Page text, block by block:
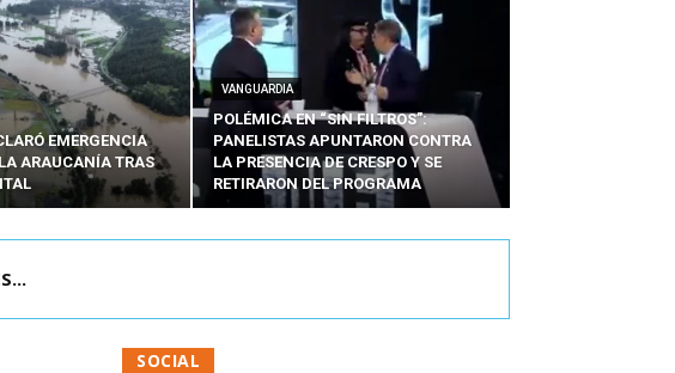
EMERGENCIA
ARAUCANÍA TRAS
VANGUARDIA
POLÉMICA EN “SIN FILTROS”:
PANELISTAS APUNTARON CONTRA
LA PRESENCIA DE CRESPO Y SE
RETIRARON DEL PROGRAMA
SOCIAL